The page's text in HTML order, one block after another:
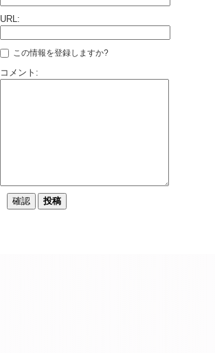
URL:
この情報を登録しますか?
コメント: